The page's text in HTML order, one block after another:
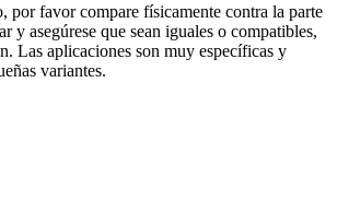
por favor compare físicamente contra la parte
y asegúrese que sean iguales o compatibles,
Las aplicaciones son muy específicas y
variantes.